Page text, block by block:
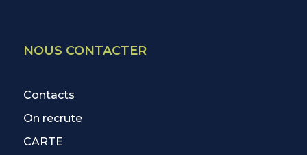
NOUS CONTACTER
Contacts
On recrute
CARTE